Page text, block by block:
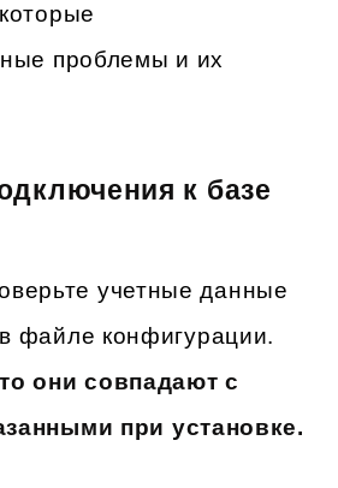
проблемы и их
к базе
учетные данные
файле конфигурации.
они совпадают с
при установке.